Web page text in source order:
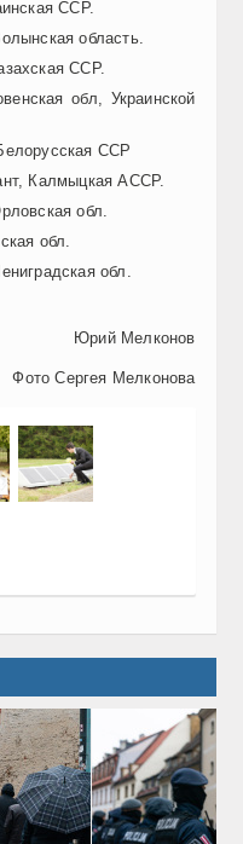
ССР.
область.
ССР.
обл, Украинской
ССР
Калмыцкая АССР.
обл.
обл.
обл.
Юрий Мелконов
Фото Сергея Мелконова